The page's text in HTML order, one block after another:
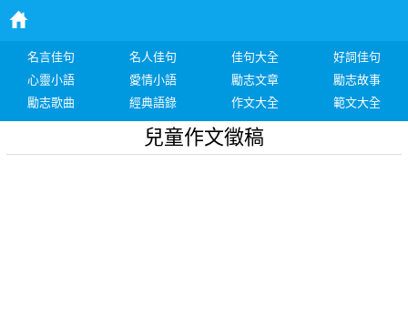
名言佳句 名人佳句 佳句大全
好詞佳句
心靈小語
愛情小語 勵志文章
勵志故事
勵志歌曲
經典語錄 作文大全 範文大全
兒童作文徵稿